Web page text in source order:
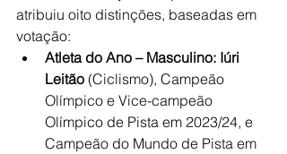
atribuiu oito distinções, baseadas em
votação:
Atleta do Ano – Masculino: Iúri
Leitão (Ciclismo), Campeão
Olímpico e Vice-campeão
Olímpico de Pista em 2023/24, e
Campeão do Mundo de Pista em